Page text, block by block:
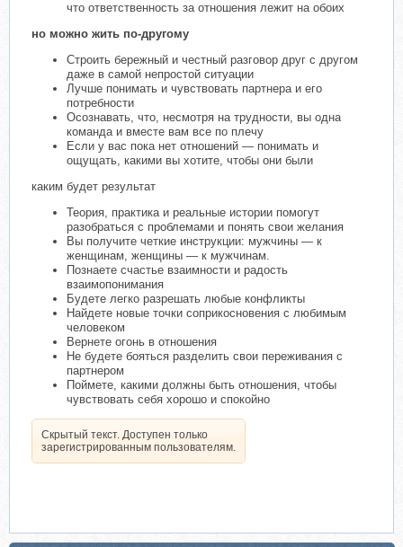
что ответственность за отношения лежит на обоих
но можно жить по-другому
Строить бережный и честный разговор друг с другом
даже в самой непростой ситуации
Лучше понимать и чувствовать партнера и его
потребности
Осознавать, что, несмотря на трудности, вы одна
команда и вместе вам все по плечу
Если у вас пока нет отношений — понимать и
ощущать, какими вы хотите, чтобы они были
каким будет результат
Теория, практика и реальные истории помогут
разобраться с проблемами и понять свои желания
Вы получите четкие инструкции: мужчины — к
женщинам, женщины — к мужчинам.
Познаете счастье взаимности и радость
взаимопонимания
Будете легко разрешать любые конфликты
Найдете новые точки соприкосновения с любимым
человеком
Вернете огонь в отношения
Не будете бояться разделить свои переживания с
партнером
Поймете, какими должны быть отношения, чтобы
чувствовать себя хорошо и спокойно
Скрытый текст. Доступен только
зарегистрированным пользователям.